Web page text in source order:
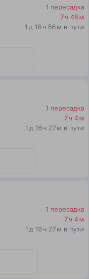
1 пересадка
7 ч 48 м
1 д 18 ч 56 м в пути
1 пересадка
7 ч 4 м
1 д 16 ч 27 м в пути
1 пересадка
7 ч 4 м
1 д 16 ч 27 м в пути